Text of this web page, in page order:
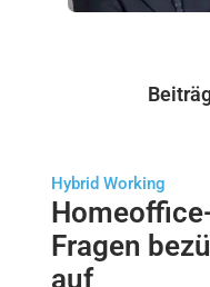
Hybrid Working
Fragen
auf